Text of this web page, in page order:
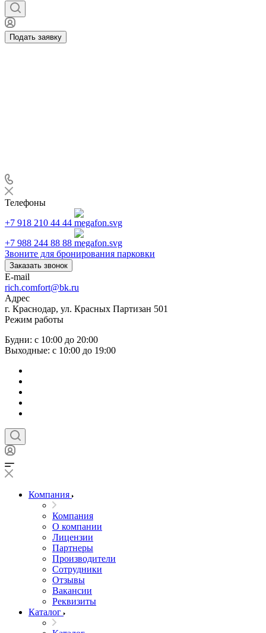
Подать заявку
Телефоны
+7 918 210 44 44
+7 988 244 88 88
Звоните для бронирования парковки
Заказать звонок
E-mail
rich.comfort@bk.ru
Адрес
г. Краснодар, ул. Красных Партизан 501
Режим работы
Будни: с 10:00 до 20:00
Выходные: с 10:00 до 19:00
Компания
Компания
О компании
Лицензии
Партнеры
Производители
Сотрудники
Отзывы
Вакансии
Реквизиты
Каталог